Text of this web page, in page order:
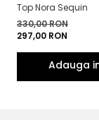
Top Nora Sequin
330,00 RON
297,00 RON